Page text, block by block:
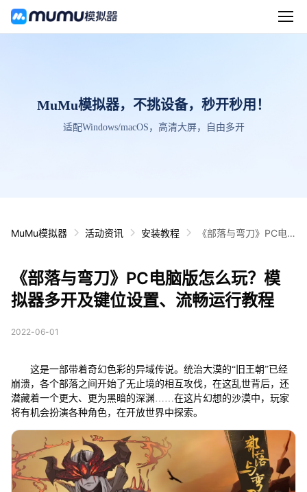
MuMu模拟器，不挑设备，秒开秒用！
适配Windows/macOS，高清大屏，自由多开
MuMu模拟器 活动资讯 安装教程
《部落与弯刀》PC电
行教程
《部落与弯刀》PC电脑版怎么玩？模
拟器多开及键位设置、流畅运行教程
2022-06-01
这是一部带着奇幻色彩的异域传说。统治大漠的“旧王朝”已经
崩溃，各个部落之间开始了无止境的相互攻伐，在这乱世背后，还
潜藏着一个更大、更为黑暗的深渊……在这片幻想的沙漠中，玩家
将有机会扮演各种角色，在开放世界中探索。